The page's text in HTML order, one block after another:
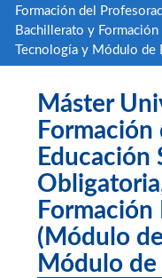
Formación del
Bachillerato y
Tecnología y Módulo de
Máster
Educación
Formación
(Módulo
Módulo de